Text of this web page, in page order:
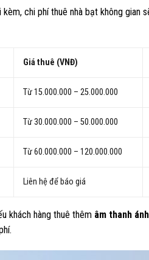
chi phí thuê nhà bạt không gian
Giá thuê (VNĐ)
Từ 15.000.000 – 25.000.000
Từ 30.000.000 – 50.000.000
Từ 60.000.000 – 120.000.000
Liên hệ để báo giá
khách hàng thuê thêm âm thanh